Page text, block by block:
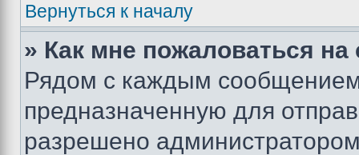
Вернуться к началу
» Как мне пожаловаться
Рядом с каждым сообщением
предназначенную для
разрешено